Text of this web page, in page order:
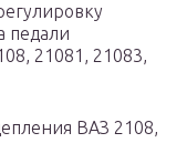
педали
21081, 21083,
ВАЗ 2108,